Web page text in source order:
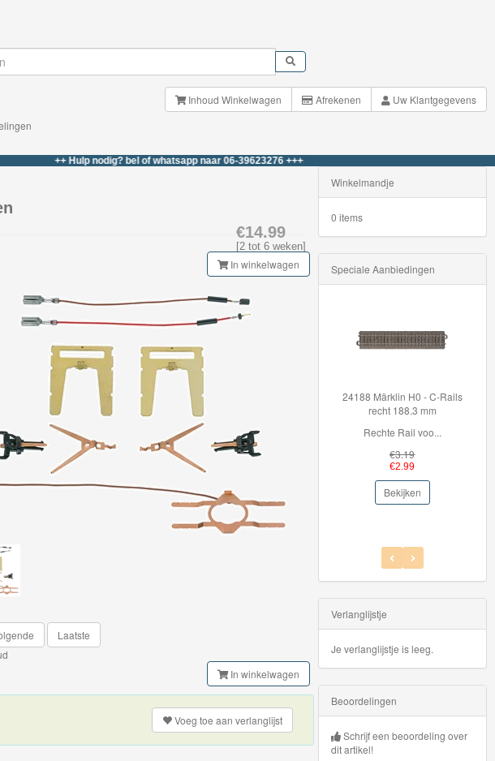
Inhoud Winkelwagen Afrekenen
Uw Klantgegevens
++ Hulp nodig? bel of whatsapp naar 06-39623276 +++
€14.99
[2 tot 6 weken]
In winkelwagen
Laatste
In winkelwagen
Voeg toe aan verlanglijst
Winkelmandje
0 items
Speciale Aanbiedingen
24188 Märklin H0 - C-Rails
recht 188.3 mm
Rechte Rail voo...
€3.19
€2.99
Bekijken
Verlanglijstje
Je verlanglijstje is leeg.
Beoordelingen
Schrijf een beoordeling over
dit artikel!